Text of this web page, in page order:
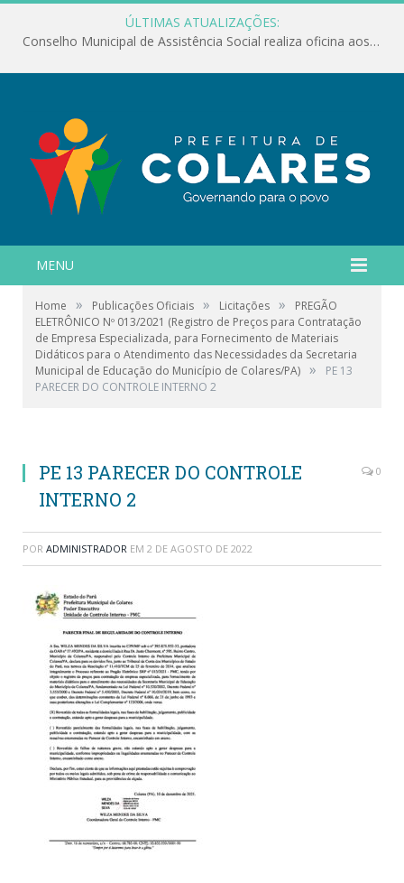
ÚLTIMAS ATUALIZAÇÕES:
Conselho Municipal de Assistência Social realiza oficina aos servidores
MENU
Home » Publicações Oficiais » Licitações »
PREGÃO
ELETRÔNICO Nº 013/2021 (Registro de Preços para Contratação
de Empresa Especializada, para Fornecimento de Materiais
Didáticos para o Atendimento das Necessidades da Secretaria
Municipal de Educação do Município de Colares/PA) »
PE 13
PARECER DO CONTROLE INTERNO 2
PE 13 PARECER DO CONTROLE
INTERNO 2
0
POR ADMINISTRADOR EM 2 DE AGOSTO DE 2022